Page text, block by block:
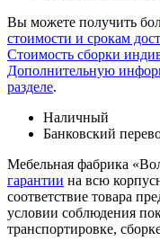
Вы можете получить
стоимости и срокам
Стоимость сборки
Дополнительную
разделе.
Наличный
Банковский
Мебельная фабрика
гарантии на всю
соответствие товара
условии соблюдения
транспорти­ровке,